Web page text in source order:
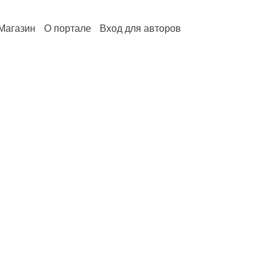
О портале Вход для авторов